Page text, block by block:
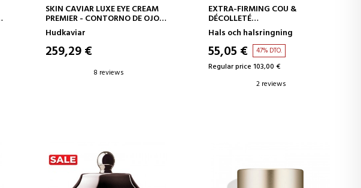
ADD TO CART
SKIN CAVIAR LUXE EYE CREAM
PREMIER - CONTORNO DE OJOS
REAFIRMANTE
Hudkaviar
259,29 €
8 reviews
ADD TO CART
EXTRA-FIRMING COU &
DÉCOLLETÉ
CREMA REAFIRMANTE CUELLO Y
ESCOTE
Hals och halsringning
55,05 € 47% DTO.
Regular price 103,00 €
2 reviews